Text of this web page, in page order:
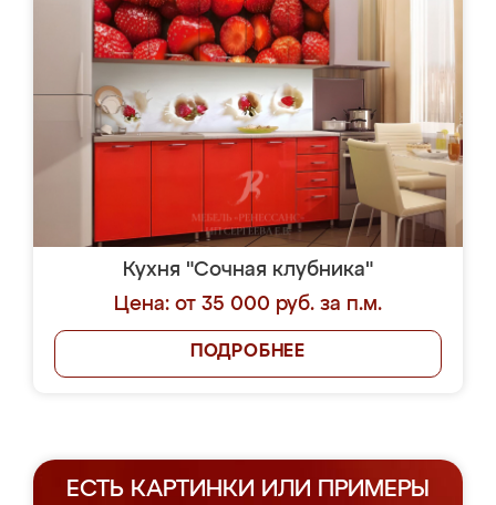
Кухня "Сочная клубника"
Цена: от 35 000 руб. за п.м.
ПОДРОБНЕЕ
ЕСТЬ КАРТИНКИ ИЛИ ПРИМЕРЫ